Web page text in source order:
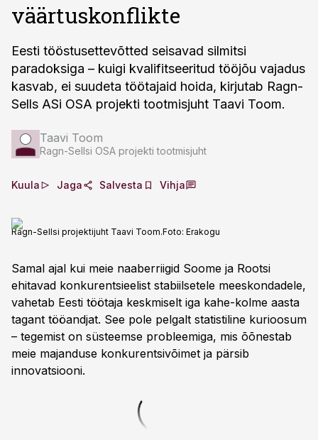
väärtuskonflikte
Eesti tööstusettevõtted seisavad silmitsi
paradoksiga – kuigi kvalifitseeritud tööjõu vajadus
kasvab, ei suudeta töötajaid hoida, kirjutab Ragn-
Sells ASi OSA projekti tootmisjuht Taavi Toom.
Taavi Toom
Ragn-Sellsi OSA projekti tootmisjuht
Kuula Jaga Salvesta Vihja
Ragn-Sellsi projektijuht Taavi Toom.Foto: Erakogu
Samal ajal kui meie naaberriigid Soome ja Rootsi
ehitavad konkurentsieelist stabiilsetele meeskondadele,
vahetab Eesti töötaja keskmiselt iga kahe-kolme aasta
tagant tööandjat. See pole pelgalt statistiline kurioosum
– tegemist on süsteemse probleemiga, mis õõnestab
meie majanduse konkurentsivõimet ja pärsib
innovatsiooni.